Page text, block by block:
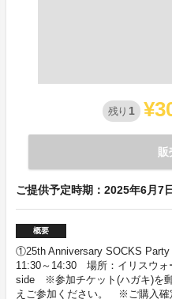
残り 1
販
ご提供予定時期：2025年6月7
概要
①25th Anniversary SOCKS
11:30～14:30 場所：イリスウ
side ※参加チケット(ハガキ)を
えご参加ください。 ※ご購入確